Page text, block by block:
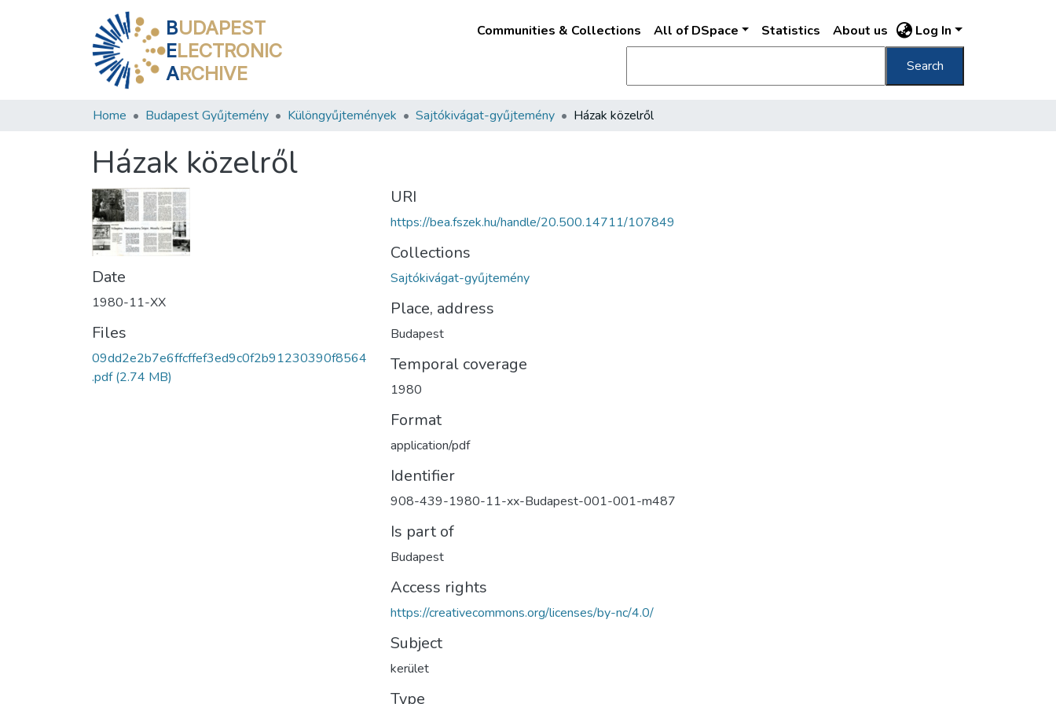
BUDAPEST
ELECTRONIC
ARCHIVE
Communities & Collections All of DSpace Statistics About us Log In
Search
Home Budapest Gyűjtemény Különgyűjtemények Sajtókivágat-gyűjtemény Házak közelről
Házak közelről
Date
1980-11-XX
Files
09dd2e2b7e6ffcffef3ed9c0f2b91230390f8564
.pdf(2.74 MB)
URI
https://bea.fszek.hu/handle/20.500.14711/107849
Collections
Sajtókivágat-gyűjtemény
Place, address
Budapest
Temporal coverage
1980
Format
application/pdf
Identifier
908-439-1980-11-xx-Budapest-001-001-m487
Is part of
Budapest
Access rights
https://creativecommons.org/licenses/by-nc/4.0/
Subject
kerület
Type